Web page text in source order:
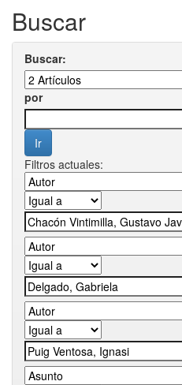
Buscar
Buscar:
por
Filtros actuales: